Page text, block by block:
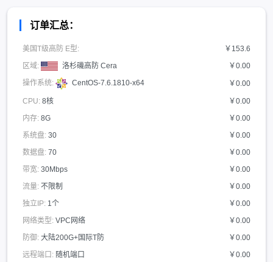
订单汇总：
美国T级高防 E型:
￥153.6
区域:
洛杉磯高防 Cera ￥0.00
操作系统: CentOS-7.6.1810-x64 ￥0.00
CPU: 8核
￥0.00
内存: 8G
￥0.00
系统盘: 30
￥0.00
数据盘: 70
￥0.00
带宽: 30Mbps
￥0.00
流量: 不限制
￥0.00
独立IP: 1个
￥0.00
网络类型: VPC网络
￥0.00
防御: 大陆200G+国际T防
￥0.00
远程端口: 随机端口 ￥0.00